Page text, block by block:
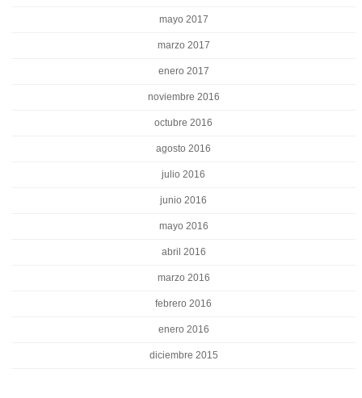
mayo 2017
marzo 2017
enero 2017
noviembre 2016
octubre 2016
agosto 2016
julio 2016
junio 2016
mayo 2016
abril 2016
marzo 2016
febrero 2016
enero 2016
diciembre 2015